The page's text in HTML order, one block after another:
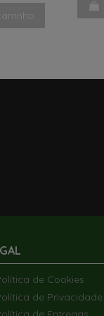
de Cookies
de Privacidade